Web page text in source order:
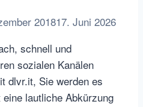
201817. Juni 2026
schnell und
sozialen Kanälen
dlvr.it, Sie werden es
lautliche Abkürzung